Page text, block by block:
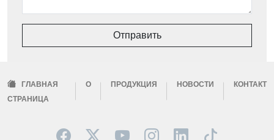
Отправить
ГЛАВНАЯ
СТРАНИЦА
О ПРОДУКЦИЯ НОВОСТИ КОНТАКТ